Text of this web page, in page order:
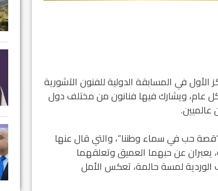
الأول في المسابقة الدولية للفنون الآشورية
عام، ويشارك فيها فنانون من مختلف دول
عالميين.
“قصة حب في سماء وطننا”، والتي قال عنها
يعبران عن حبهما العميق وتعلقهما
الوردية لمسة حالمة، تعكس الأمل